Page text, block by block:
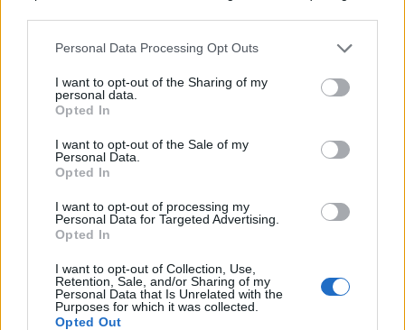
rechazar tal procesamiento. Puede cambiar sus preferencias
a este sitio y haciendo clic en el botón "Privacidad" en la
parte inferior de la página web.
Please note that this website/app uses one or more Google
services and may gather and store information including but
not limited to your visit or usage behaviour. You may click to
use your data for below specified purposes in below Google
consent section.
Personal Data Processing Opt Outs
I want to opt-out of the Sharing of my
personal data.
Opted In
I want to opt-out of the Sale of my
Personal Data.
Opted In
I want to opt-out of processing my
Personal Data for Targeted Advertising.
Opted In
I want to opt-out of Collection, Use,
Retention, Sale, and/or Sharing of my
Personal Data that Is Unrelated with the
Purposes for which it was collected.
Opted Out
Canciones que marcan
¿Por qué recuerdas canciones viejas mejor que las
nuevas?